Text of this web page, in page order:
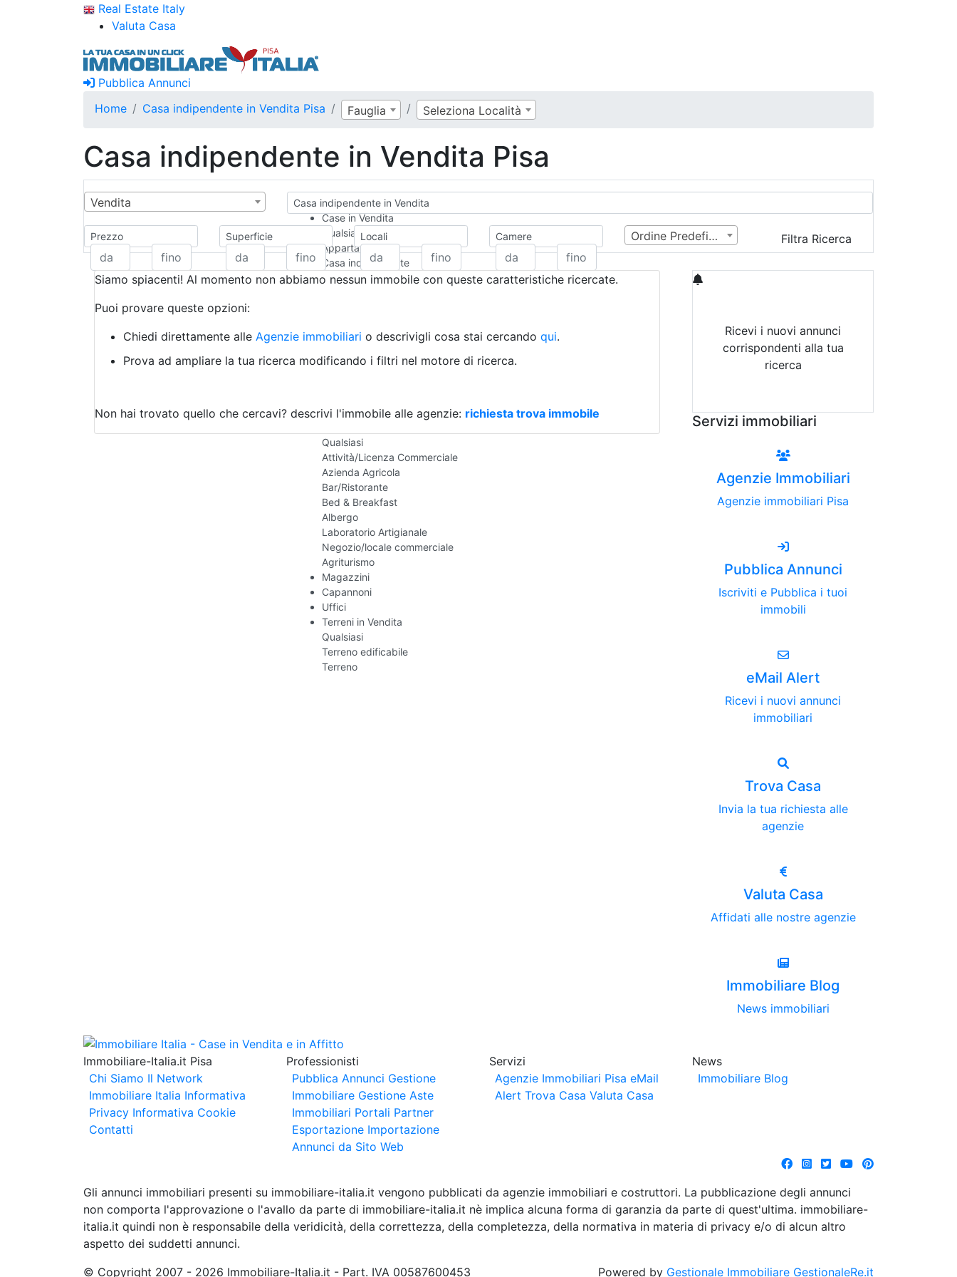
Real Estate Italy
Valuta Casa
Pubblica Annunci
Home
Casa indipendente in Vendita Pisa Fauglia Seleziona Località
Casa indipendente in Vendita Pisa
Vendita
Casa indipendente in Vendita
Case in Vendita
Qualsiasi
Appartamento
Casa indipendente
Casa Semi-indipendente
Rustico/Casale
Camera d'Albergo
Box/Garage
Qualsiasi
Attività/Licenza Commerciale
Azienda Agricola
Bar/Ristorante
Bed & Breakfast
Albergo
Laboratorio Artigianale
Negozio/locale commerciale
Agriturismo
Magazzini
Capannoni
Uffici
Terreni in Vendita
Qualsiasi
Terreno edificabile
Terreno
Prezzo Superficie Locali Camere Ordine Predefinito Filtra Ricerca
Siamo spiacenti! Al momento non abbiamo nessun immobile con queste caratteristiche ricercate.
Puoi provare queste opzioni:
Chiedi direttamente alle Agenzie immobiliari o descrivigli cosa stai cercando qui.
Prova ad ampliare la tua ricerca modificando i filtri nel motore di ricerca.
Non hai trovato quello che cercavi? descrivi l'immobile alle agenzie: richiesta trova immobile
Ricevi i nuovi annunci
corrispondenti alla tua
ricerca
Servizi immobiliari
Agenzie Immobiliari
Agenzie immobiliari Pisa
Pubblica Annunci
Iscriviti e Pubblica i tuoi
immobili
eMail Alert
Ricevi i nuovi annunci
immobiliari
Trova Casa
Invia la tua richiesta alle
agenzie
Valuta Casa
Affidati alle nostre agenzie
Immobiliare Blog
News immobiliari
Immobiliare-Italia.it Pisa
Chi Siamo Il Network
Immobiliare Italia Informativa
Privacy Informativa Cookie
Contatti
Professionisti
Pubblica Annunci Gestione
Immobiliare Gestione Aste
Immobiliari Portali Partner
Esportazione Importazione
Annunci da Sito Web
Servizi
Agenzie Immobiliari Pisa eMail
Alert Trova Casa Valuta Casa
News
Immobiliare Blog
Gli annunci immobiliari presenti su immobiliare-italia.it vengono pubblicati da agenzie immobiliari e costruttori. La pubblicazione degli annunci
non comporta l'approvazione o l'avallo da parte di immobiliare-italia.it nè implica alcuna forma di garanzia da parte di quest'ultima. immobiliare-
italia.it quindi non è responsabile della veridicità, della correttezza, della completezza, della normativa in materia di privacy e/o di alcun altro
aspetto dei suddetti annunci.
© Copyright 2007 - 2026 Immobiliare-Italia.it - Part. IVA 00587600453
Powered by Gestionale Immobiliare GestionaleRe.it